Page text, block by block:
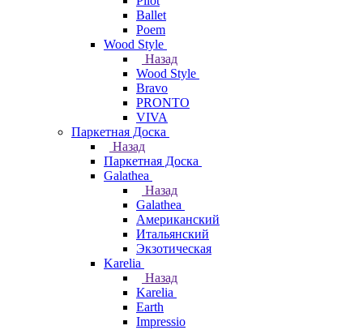
Ballet
Poem
Wood Style
Назад
Wood Style
Bravo
PRONTO
VIVA
Паркетная Доска
Назад
Паркетная Доска
Galathea
Назад
Galathea
Американский
Итальянский
Экзотическая
Karelia
Назад
Karelia
Earth
Impressio